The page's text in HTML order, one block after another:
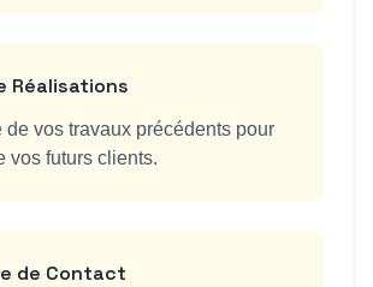
Réalisations
de vos travaux précédents pour
vos futurs clients.
de Contact